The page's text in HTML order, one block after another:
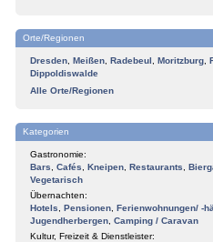
Orte/Regionen
Dresden Meißen Radebeul Moritzburg
Dippoldiswalde
Alle Orte/Regionen
Kategorien
Gastronomie:
Bars
Cafés Kneipen Restaurants
Vegetarisch
Übernachten:
Hotels
Pensionen Ferienwohnungen/ -
Jugendherbergen Camping / Caravan
Kultur, Freizeit & Dienstleister: